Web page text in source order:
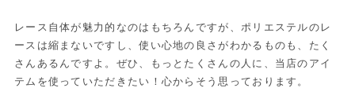
レース自体が魅力的なのはもちろんですが、ポリエステルのレ
ースは縮まないですし、使い心地の良さがわかるものも、たく
さんあるんですよ。ぜひ、もっとたくさんの人に、当店のアイ
テムを使っていただきたい！心からそう思っております。